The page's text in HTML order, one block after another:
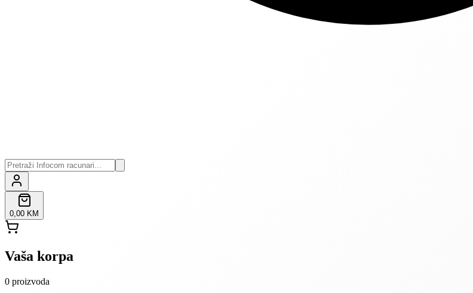
0,00 KM
Vaša korpa
0 proizvoda